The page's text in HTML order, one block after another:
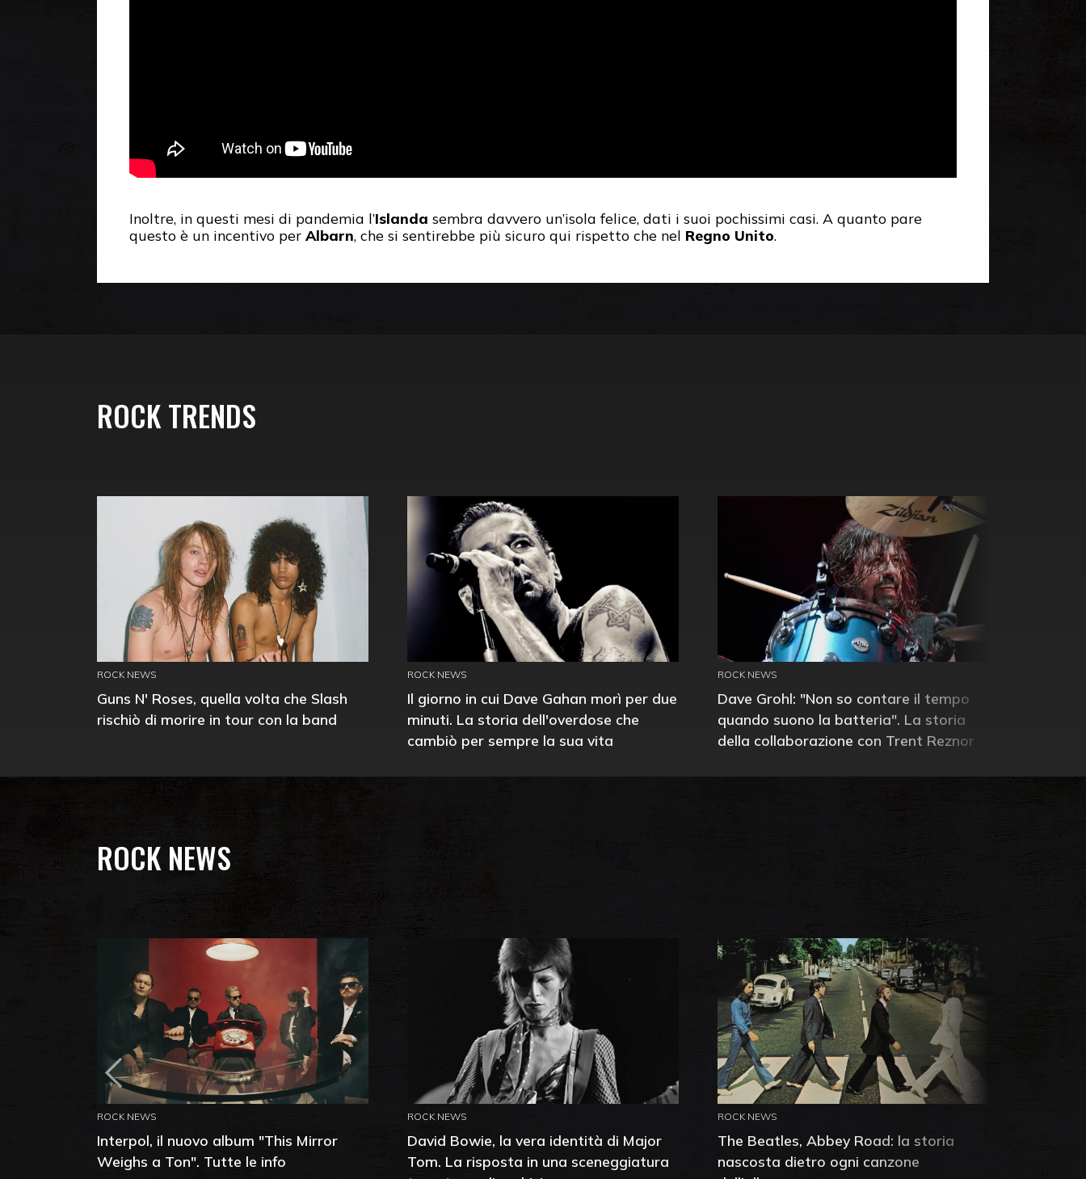
Inoltre, in questi mesi di pandemia l’Islanda sembra davvero un’isola felice, dati i suoi pochissimi casi. A quanto pare
questo è un incentivo per Albarn, che si sentirebbe più sicuro qui rispetto che nel Regno Unito.
ROCK TRENDS
ROCK NEWS
Guns N' Roses, quella volta che Slash
rischiò di morire in tour con la band
ROCK NEWS
Il giorno in cui Dave Gahan morì per due
minuti. La storia dell'overdose che
cambiò per sempre la sua vita
ROCK NEWS
Dave Grohl: "Non so contare il tempo
quando suono la batteria". La storia
della collaborazione con Trent Reznor
ROCK NEWS
ROCK NEWS
Interpol, il nuovo album "This Mirror
Weighs a Ton". Tutte le info
ROCK NEWS
David Bowie, la vera identità di Major
Tom. La risposta in una sceneggiatura
ROCK NEWS
The Beatles, Abbey Road: la storia
nascosta dietro ogni canzone